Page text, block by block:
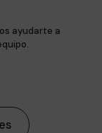
ayudarte a